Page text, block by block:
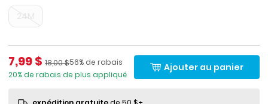
Prix de solde
7,99 $ Pourcentage de rabais
56% de rabais
Prix ​​de détail suggéré par le fabricant
18,00 $
20% de rabais de plus appliqué
Ajouter au panier